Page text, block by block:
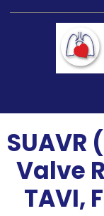
Valve
TAVI,